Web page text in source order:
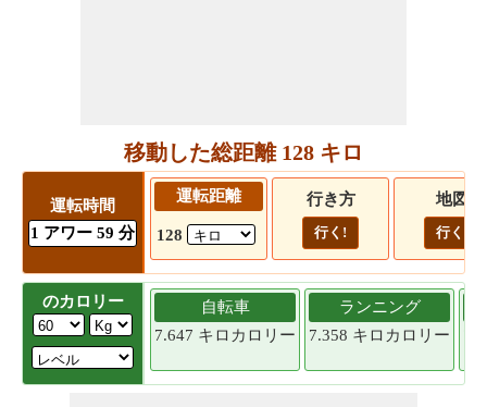
移動した総距離 128 キロ
運転時間
1 アワー 59 分
運転距離
128
行き方
行く!
地図
行く!
のカロリー
自転車
7.647 キロカロリー
ランニング
7.358 キロカロリー